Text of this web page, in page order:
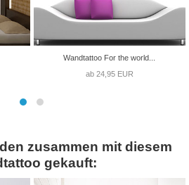
Wandtattoo For the world...
ab 24,95 EUR
zusammen mit diesem
gekauft: